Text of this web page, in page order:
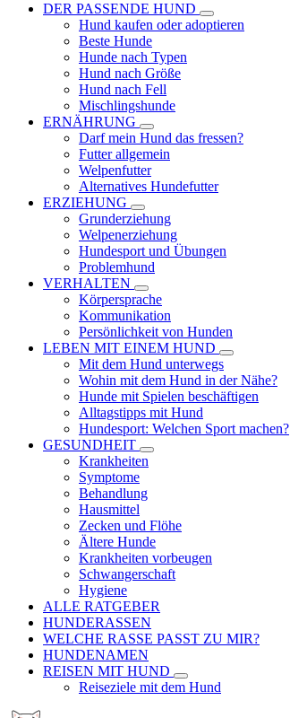
DER PASSENDE HUND
Hund kaufen oder adoptieren
Beste Hunde
Hunde nach Typen
Hund nach Größe
Hund nach Fell
Mischlingshunde
ERNÄHRUNG
Darf mein Hund das fressen?
Futter allgemein
Welpenfutter
Alternatives Hundefutter
ERZIEHUNG
Grunderziehung
Welpenerziehung
Hundesport und Übungen
Problemhund
VERHALTEN
Körpersprache
Kommunikation
Persönlichkeit von Hunden
LEBEN MIT EINEM HUND
Mit dem Hund unterwegs
Wohin mit dem Hund in der Nähe?
Hunde mit Spielen beschäftigen
Alltagstipps mit Hund
Hundesport: Welchen Sport machen?
GESUNDHEIT
Krankheiten
Symptome
Behandlung
Hausmittel
Zecken und Flöhe
Ältere Hunde
Krankheiten vorbeugen
Schwangerschaft
Hygiene
ALLE RATGEBER
HUNDERASSEN
WELCHE RASSE PASST ZU MIR?
HUNDENAMEN
REISEN MIT HUND
Reiseziele mit dem Hund